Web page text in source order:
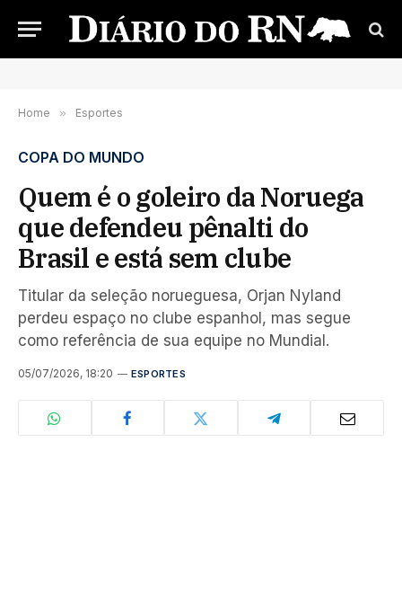
Home » Esportes
COPA DO MUNDO
Quem é o goleiro da Noruega
que defendeu pênalti do
Brasil e está sem clube
Titular da seleção norueguesa, Orjan Nyland
perdeu espaço no clube espanhol, mas segue
como referência de sua equipe no Mundial.
05/07/2026, 18:20 ESPORTES